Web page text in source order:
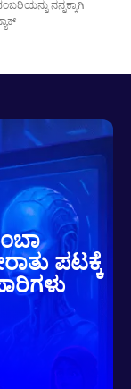
ನನ್ನಕ್ಕಾಗಿ
ಪಟಕ್ಕೆ